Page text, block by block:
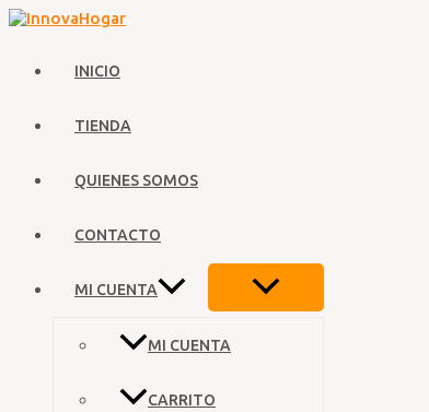
Ir
INICIO
TIENDA
QUIENES SOMOS
CONTACTO
MI CUENTA
ALTERNAR
MI CUENTA
CARRITO